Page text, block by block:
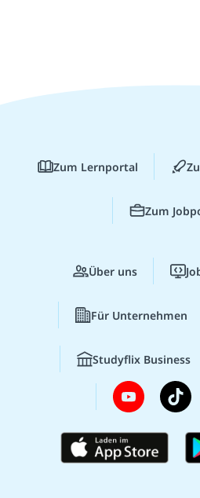
Zum Lernportal
Zum
Über uns
Für Unternehmen
Studyflix Business